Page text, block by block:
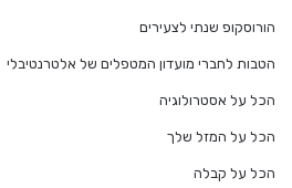
הורוסקופ שנתי לצעירים
הטבות לחברי מועדון המטפלים של אלטרנטיבלי
הכל על אסטרולוגיה
הכל על המזל שלך
הכל על קבלה